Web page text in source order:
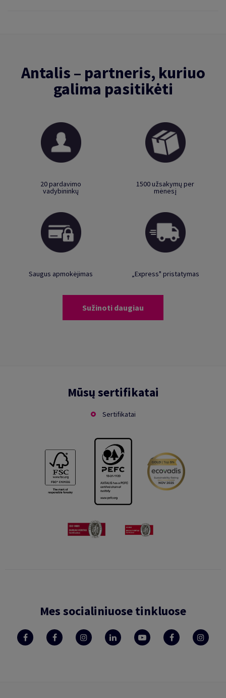
Antalis – partneris, kuriuo
galima pasitikėti
20 pardavimo
vadybininkų
1500 užsakymų per
mėnesį
Saugus apmokėjimas „Express" pristatymas
Sužinoti daugiau
Mūsų sertifikatai
Sertifikatai
Mes socialiniuose tinkluose